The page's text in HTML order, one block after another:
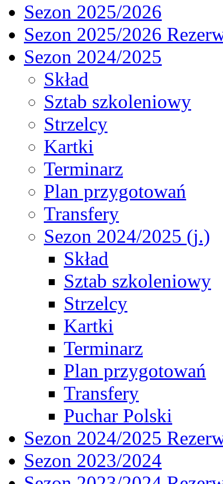
Sezon 2025/2026
Sezon 2025/2026
Sezon 2024/2025
Skład
Sztab szkoleniowy
Strzelcy
Kartki
Terminarz
Plan przygotowań
Transfery
Sezon 2024/2025 (j.)
Skład
Sztab szkoleniowy
Strzelcy
Kartki
Terminarz
Plan przygotowań
Transfery
Puchar Polski
Sezon 2024/2025
Sezon 2023/2024